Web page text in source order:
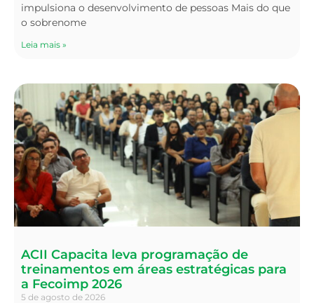
impulsiona o desenvolvimento de pessoas Mais do que
o sobrenome
Leia mais »
ACII Capacita leva programação de
treinamentos em áreas estratégicas para
a Fecoimp 2026
5 de agosto de 2026